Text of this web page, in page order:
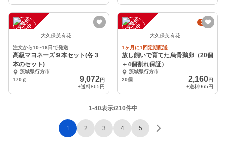
注
文
受
付
停
止
中 大久保芙有花
注文から10~16日で発送
高級マヨネーズ９本セット(各３
本のセット)
茨城県行方市
170ｇ
9,072円
+送料865円
注
文
受
付
停
止
中
定期
大久保芙有花
1ヶ月に1回定期配送
放し飼いで育てた烏骨鶏卵（20個
＋4個割れ保証）
茨城県行方市
20個
2,160円
+送料965円
1-40表示/210件中
1 2 3 4 5